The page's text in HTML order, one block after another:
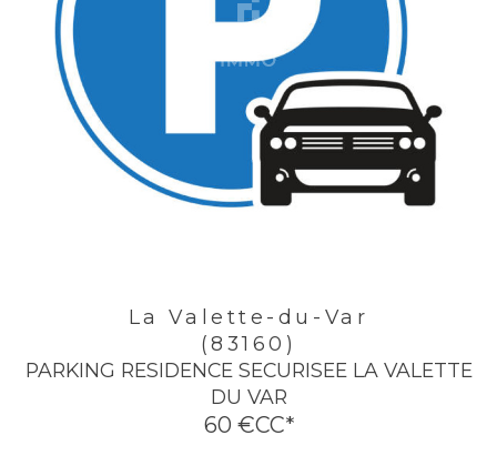
La Valette-du-Var
(83160)
PARKING RESIDENCE SECURISEE LA VALETTE
DU VAR
60 €CC*